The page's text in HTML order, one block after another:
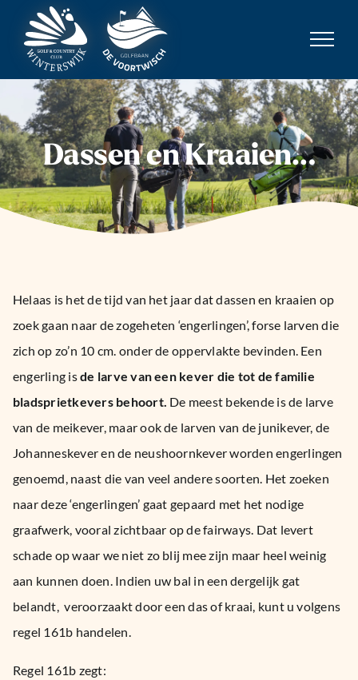
inhoud
Dassen en Kraaien…
Helaas is het de tijd van het jaar dat dassen en kraaien op
zoek gaan naar de zogeheten ‘engerlingen’, forse larven die
zich op zo’n 10 cm. onder de oppervlakte bevinden. Een
engerling isde larve van een kever die tot de familie
bladsprietkevers behoort. De meest bekende is de larve
van de meikever, maar ook de larven van de junikever, de
Johanneskever en de neushoornkever worden engerlingen
genoemd, naast die van veel andere soorten. Het zoeken
naar deze ‘engerlingen’ gaat gepaard met het nodige
graafwerk, vooral zichtbaar op de fairways. Dat levert
schade op waar we niet zo blij mee zijn maar heel weinig
aan kunnen doen. Indien uw bal in een dergelijk gat
belandt, veroorzaakt door een das of kraai, kunt u volgens
regel 161b handelen.
Regel 161b zegt: